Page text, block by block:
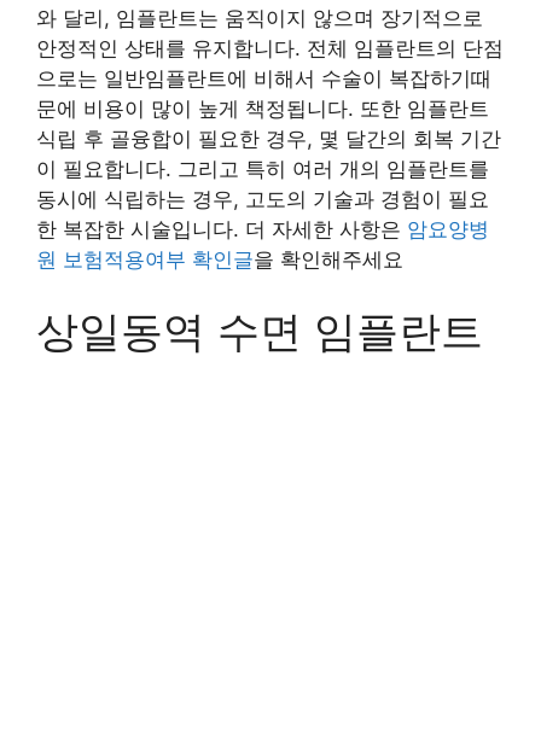
와 달리, 임플란트는 움직이지 않으며 장기적으로
안정적인 상태를 유지합니다. 전체 임플란트의 단점
으로는 일반임플란트에 비해서 수술이 복잡하기때
문에 비용이 많이 높게 책정됩니다. 또한 임플란트
식립 후 골융합이 필요한 경우, 몇 달간의 회복 기간
이 필요합니다. 그리고 특히 여러 개의 임플란트를
동시에 식립하는 경우, 고도의 기술과 경험이 필요
한 복잡한 시술입니다. 더 자세한 사항은 암요양병
원 보험적용여부 확인글을 확인해주세요
상일동역 수면 임플란트